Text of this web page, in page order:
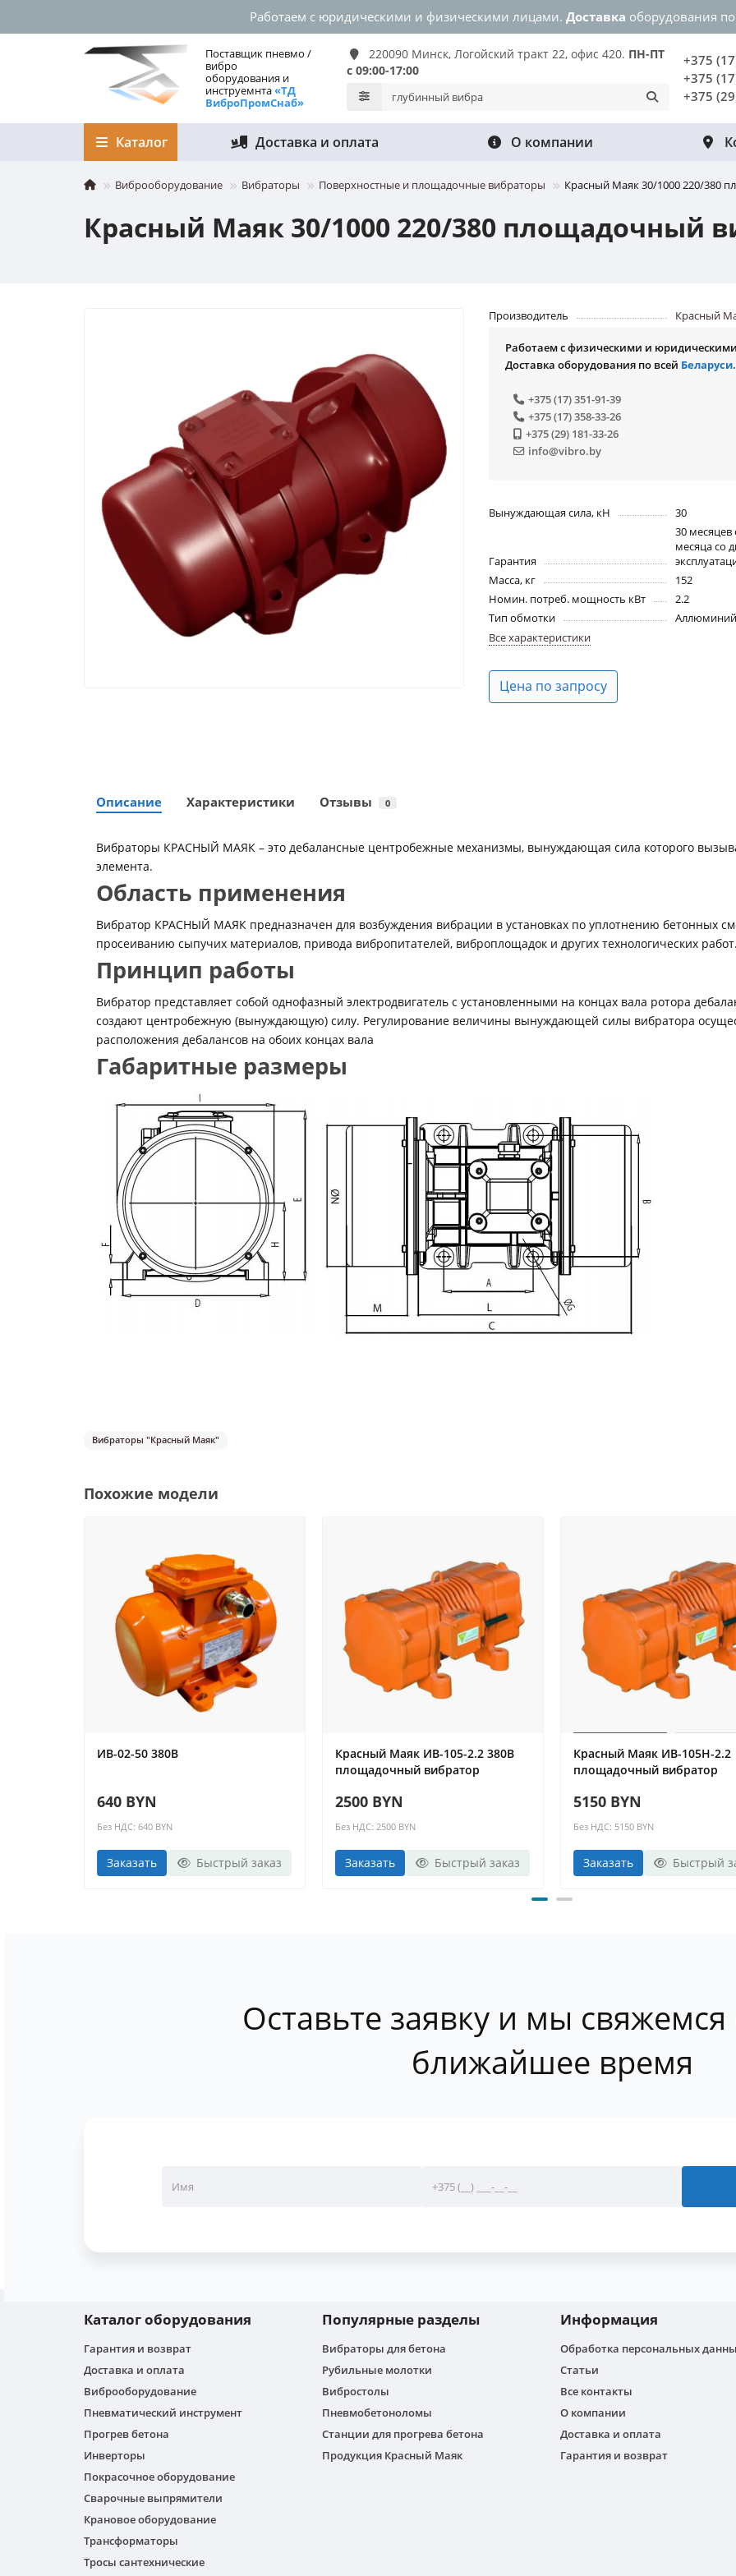
Работаем с юридическими и физическими лицами. Доставка оборудования
Поставщик пневмо /
вибро
оборудования и
инструемнта«ТД
ВиброПромСнаб»
220090 Минск, Логойский тракт 22, офис 420. ПН-ПТ
с 09:00-17:00
+375
+375
+375
Каталог Доставка и оплата О компании
Виброоборудование Вибраторы Поверхностные и площадочные вибраторы Красный Маяк 30/1000 220/380
Красный Маяк 30/1000 220/380 площадочный
Производитель Красный
Работаем с физическими и
Доставка оборудования по всей Беларуси.
+375 (17) 351-91-39
+375 (17) 358-33-26
+375 (29) 181-33-26
info@vibro.by
Вынуждающая сила, кН 30
Гарантия
30 месяцев
месяца со
Масса, кг
152
Номин. потреб. мощность кВт
2.2
Тип обмотки
Все характеристики
Цена по запросу
Описание Характеристики Отзывы 0
Вибраторы КРАСНЫЙ МАЯК – это дебалансные центробежные механизмы, вынуждающая сила которого
элемента.
Область применения
Вибратор КРАСНЫЙ МАЯК предназначен для возбуждения вибрации в установках по уплотнению бетонных
просеиванию сыпучих материалов, привода вибропитателей, виброплощадок и других технологических работ.
Принцип работы
Вибратор представляет собой однофазный электродвигатель с установленными на концах вала ротора
создают центробежную (вынуждающую) силу. Регулирование величины вынуждающей силы вибратора
расположения дебалансов на обоих концах вала
Габаритные размеры
Вибраторы "Красный Маяк"
Похожие модели
ИВ-02-50 380В
640 BYN
Без НДС: 640 BYN
Заказать Быстрый заказ
Красный Маяк ИВ-105-2.2 380В
площадочный вибратор
2500 BYN
Без НДС: 2500 BYN
Заказать Быстрый заказ
Красный Маяк ИВ-105Н-2.2
площадочный вибратор
5150 BYN
Без НДС: 5150 BYN
Заказать Быстрый
Оставьте заявку и мы
ближайшее время
Каталог оборудования
Гарантия и возврат
Доставка и оплата
Виброоборудование
Пневматический инструмент
Прогрев бетона
Инверторы
Покрасочное оборудование
Сварочные выпрямители
Крановое оборудование
Трансформаторы
Тросы сантехнические
Популярные разделы
Вибраторы для бетона
Рубильные молотки
Вибростолы
Пневмобетоноломы
Станции для прогрева бетона
Продукция Красный Маяк
Информация
Обработка персональных
Статьи
Все контакты
О компании
Доставка и оплата
Гарантия и возврат